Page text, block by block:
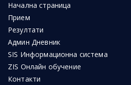
Начална страница
Прием
Резултати
Админ Дневник
SIS Информационна система
ZIS Онлайн обучение
Контакти